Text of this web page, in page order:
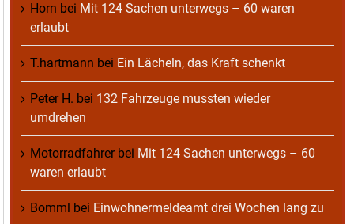
Horn bei Mit 124 Sachen unterwegs – 60 waren
erlaubt
T.hartmann bei Ein Lächeln, das Kraft schenkt
Peter H. bei 132 Fahrzeuge mussten wieder
umdrehen
Motorradfahrerbei Mit 124 Sachen unterwegs – 60
waren erlaubt
Bomml bei Einwohnermeldeamt drei Wochen lang zu